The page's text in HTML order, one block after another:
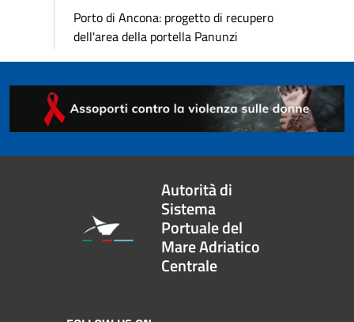
Porto di Ancona: progetto di recupero
dell'area della portella Panunzi
Autorità di
Sistema
Portuale del
Mare Adriatico
Centrale